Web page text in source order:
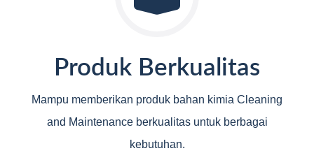
Produk Berkualitas
Mampu memberikan produk bahan kimia Cleaning
and Maintenance berkualitas untuk berbagai
kebutuhan.